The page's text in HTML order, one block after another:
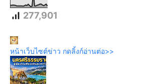
277,901
หน้าเว็บไซต์ข่าว กดลิ้งก์อ่านต่อ>>